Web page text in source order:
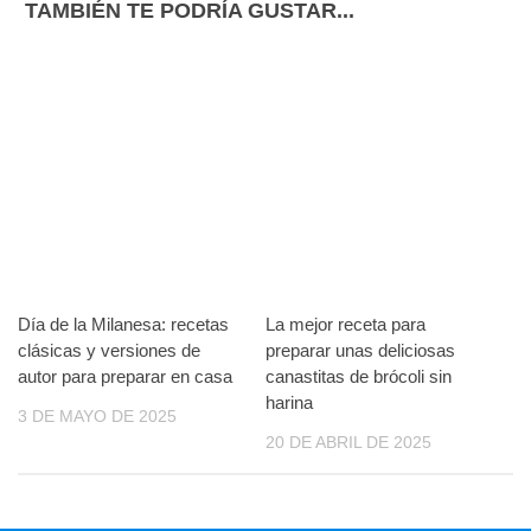
TAMBIÉN TE PODRÍA GUSTAR...
Día de la Milanesa: recetas
clásicas y versiones de
autor para preparar en casa
3 DE MAYO DE 2025
La mejor receta para
preparar unas deliciosas
canastitas de brócoli sin
harina
20 DE ABRIL DE 2025